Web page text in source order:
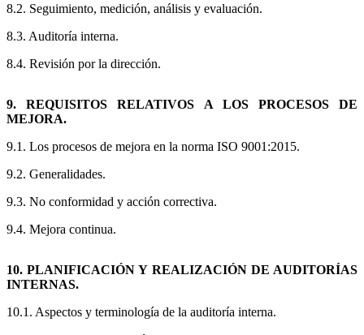
8.2. Seguimiento, medición, análisis y evaluación.
8.3. Auditoría interna.
8.4. Revisión por la dirección.
9. REQUISITOS RELATIVOS A LOS PROCESOS DE
MEJORA.
9.1. Los procesos de mejora en la norma ISO 9001:2015.
9.2. Generalidades.
9.3. No conformidad y acción correctiva.
9.4. Mejora continua.
10. PLANIFICACIÓN Y REALIZACIÓN DE AUDITORÍAS
INTERNAS.
10.1. Aspectos y terminología de la auditoría interna.